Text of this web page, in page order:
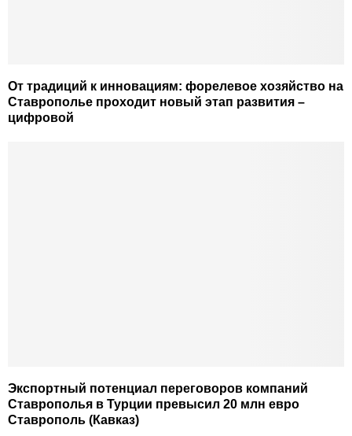
От традиций к инновациям: форелевое хозяйство на
Ставрополье проходит новый этап развития –
цифровой
Экспортный потенциал переговоров компаний
Ставрополья в Турции превысил 20 млн евро
Ставрополь (Кавказ)